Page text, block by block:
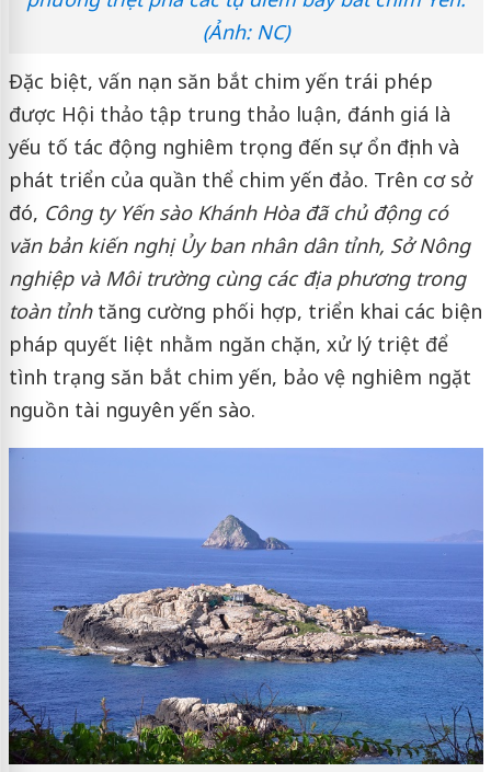
(Ảnh: NC)
Đặc biệt, vấn nạn săn bắt chim yến trái phép
được Hội thảo tập trung thảo luận, đánh giá là
yếu tố tác động nghiêm trọng đến sự ổn định và
phát triển của quần thể chim yến đảo. Trên cơ sở
đó, Công ty Yến sào Khánh Hòa đã chủ động có
văn bản kiến nghị Ủy ban nhân dân tỉnh, Sở Nông
nghiệp và Môi trường cùng các địa phương trong
toàn tỉnhtăng cường phối hợp, triển khai các biện
pháp quyết liệt nhằm ngăn chặn, xử lý triệt để
tình trạng săn bắt chim yến, bảo vệ nghiêm ngặt
nguồn tài nguyên yến sào.